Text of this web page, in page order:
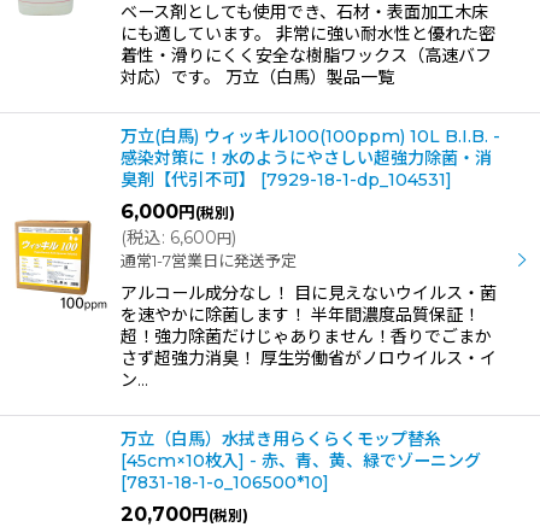
ベース剤としても使用でき、石材・表面加工木床
にも適しています。 非常に強い耐水性と優れた密
着性・滑りにくく安全な樹脂ワックス（高速バフ
対応）です。 万立（白馬）製品一覧
万立(白馬) ウィッキル100(100ppm) 10L B.I.B. -
感染対策に！水のようにやさしい超強力除菌・消
臭剤【代引不可】
[7929-18-1-dp_104531]
6,000円 (税別)
(税込: 6,600円)
通常1-7営業日に発送予定
アルコール成分なし！ 目に見えないウイルス・菌
を速やかに除菌します！ 半年間濃度品質保証！
超！強力除菌だけじゃありません！香りでごまか
さず超強力消臭！ 厚生労働省がノロウイルス・イ
ン…
万立（白馬）水拭き用らくらくモップ替糸
[45cm×10枚入] - 赤、青、黄、緑でゾーニング
[7831-18-1-o_106500*10]
20,700円 (税別)